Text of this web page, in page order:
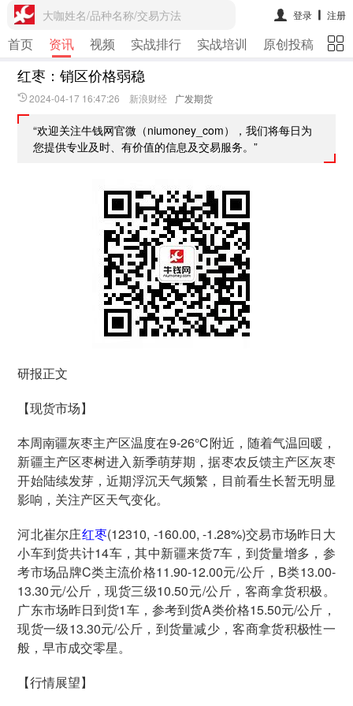
大咖姓名/品种名称/交易方法 登录 注册
首页 资讯 视频 实战排行 实战培训 原创投稿 期
红枣：销区价格弱稳
2024-04-17 16:47:26 新浪财经 广发期货
“欢迎关注牛钱网官微（niumoney_com），我们将每日为
您提供专业及时、有价值的信息及交易服务。”
研报正文
【现货市场】
本周南疆灰枣主产区温度在9-26℃附近，随着气温回暖，
新疆主产区枣树进入新季萌芽期，据枣农反馈主产区灰枣
开始陆续发芽，近期浮沉天气频繁，目前看生长暂无明显
影响，关注产区天气变化。
河北崔尔庄红枣(12310, -160.00, -1.28%)交易市场昨日大
小车到货共计14车，其中新疆来货7车，到货量增多，参
考市场品牌C类主流价格11.90-12.00元/公斤，B类13.00-
13.30元/公斤，现货三级10.50元/公斤，客商拿货积极。
广东市场昨日到货1车，参考到货A类价格15.50元/公斤，
现货一级13.30元/公斤，到货量减少，客商拿货积极性一
般，早市成交零星。
【行情展望】